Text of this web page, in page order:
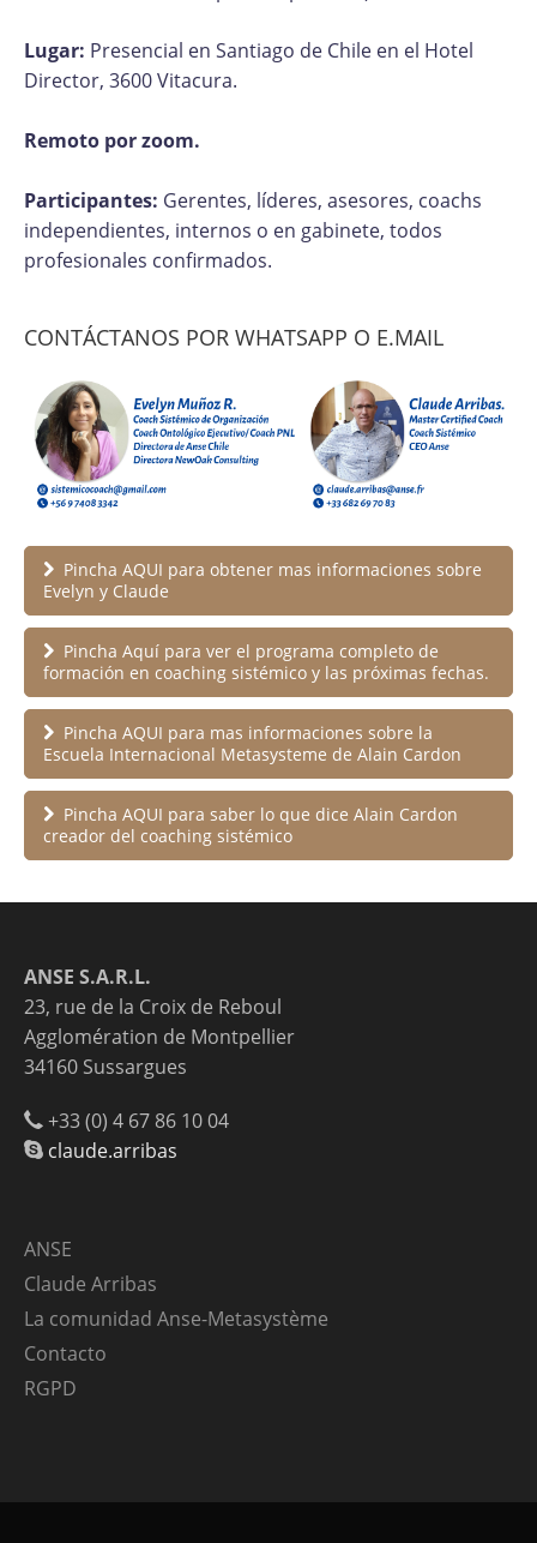
Lugar: Presencial en Santiago de Chile en el Hotel
Director, 3600 Vitacura.
Remoto por zoom.
Participantes: Gerentes, líderes, asesores, coachs
independientes, internos o en gabinete, todos
profesionales confirmados.
CONTÁCTANOS POR WHATSAPP O E.MAIL
Pincha AQUI para obtener mas informaciones sobre
Evelyn y Claude
Pincha Aquí para ver el programa completo de
formación en coaching sistémico y las próximas fechas.
Pincha AQUI para mas informaciones sobre la
Escuela Internacional Metasysteme de Alain Cardon
Pincha AQUI para saber lo que dice Alain Cardon
creador del coaching sistémico
ANSE S.A.R.L.
23, rue de la Croix de Reboul
Agglomération de Montpellier
34160 Sussargues
+33 (0) 4 67 86 10 04
claude.arribas
ANSE
Claude Arribas
La comunidad Anse-Metasystème
Contacto
RGPD